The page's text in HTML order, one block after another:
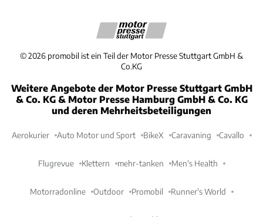
©2026 promobil ist ein Teil der Motor Presse Stuttgart GmbH &
Co.KG
Weitere Angebote der Motor Presse Stuttgart GmbH
& Co. KG & Motor Presse Hamburg GmbH & Co. KG
und deren Mehrheitsbeteiligungen
Aerokurier Auto Motor und Sport BikeX Caravaning Cavallo
Flugrevue Klettern mehr-tanken Men's Health
Motorradonline Outdoor Promobil Runner's World